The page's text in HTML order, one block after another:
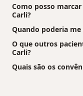
Como posso
Carli?
Quando poderia me
O que outros
Carli?
Quais são os